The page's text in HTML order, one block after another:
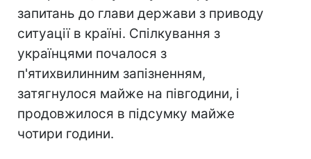
запитань до глави держави з приводу
ситуації в країні. Спілкування з
українцями почалося з
п'ятихвилинним запізненням,
затягнулося майже на півгодини, і
продовжилося в підсумку майже
чотири години.